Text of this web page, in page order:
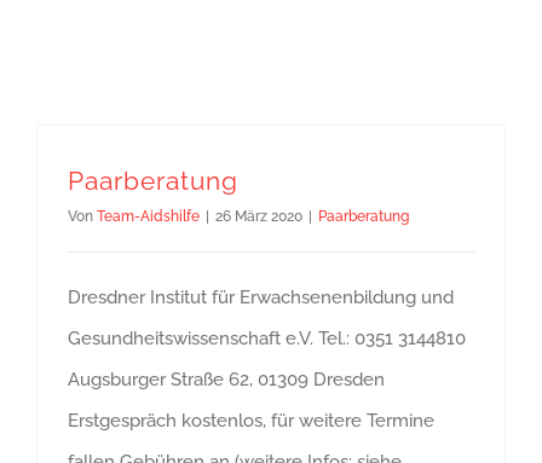
Paarberatung
Von Team-Aidshilfe | 26 März 2020 | Paarberatung
Dresdner Institut für Erwachsenenbildung und
Gesundheitswissenschaft e.V. Tel.: 0351 3144810
Augsburger Straße 62, 01309 Dresden
Erstgespräch kostenlos, für weitere Termine